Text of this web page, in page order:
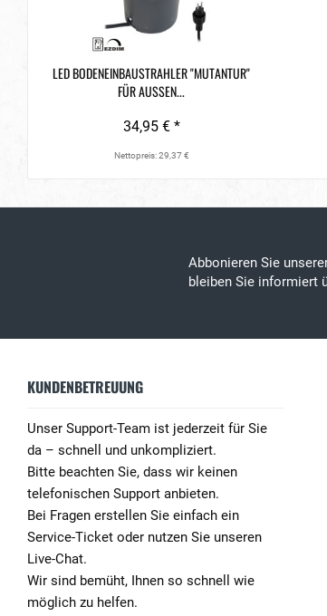
LED BODENEINBAUSTRAHLER "MUTANTUR"
FÜR AUSSEN...
34,95 € *
Nettopreis: 29,37 €
Abbonieren Sie
bleiben Sie informiert
KUNDENBETREUUNG
Unser Support-Team ist jederzeit für Sie
da – schnell und unkompliziert.
Bitte beachten Sie, dass wir keinen
telefonischen Support anbieten.
Bei Fragen erstellen Sie einfach ein
Service-Ticket oder nutzen Sie unseren
Live-Chat.
Wir sind bemüht, Ihnen so schnell wie
möglich zu helfen.